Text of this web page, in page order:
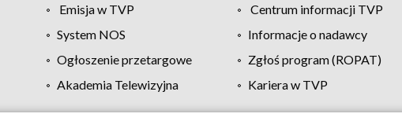
Emisja w TVP Centrum informacji TVP
System NOS Informacje o nadawcy
Ogłoszenie przetargowe Zgłoś program (ROPAT)
Akademia Telewizyjna Kariera w TVP